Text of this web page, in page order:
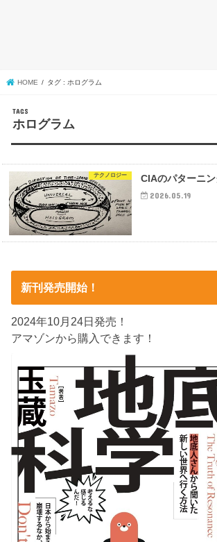
HOME タグ : ホログラム
ホログラム
テクノロジー CIAのパターニ
2026.05.19
新刊発売開始！
2024年10月24日発売！
アマゾンから購入できます！